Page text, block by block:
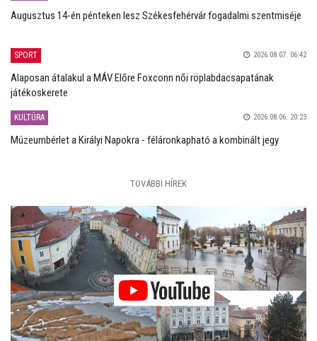
Augusztus 14-én pénteken lesz Székesfehérvár fogadalmi szentmiséje
SPORT 2026.08.07. 06:42
Alaposan átalakul a MÁV Előre Foxconn női röplabdacsapatának
játékoskerete
KULTÚRA 2026.08.06. 20:23
Múzeumbérlet a Királyi Napokra - féláronkapható a kombinált jegy
TOVÁBBI HÍREK